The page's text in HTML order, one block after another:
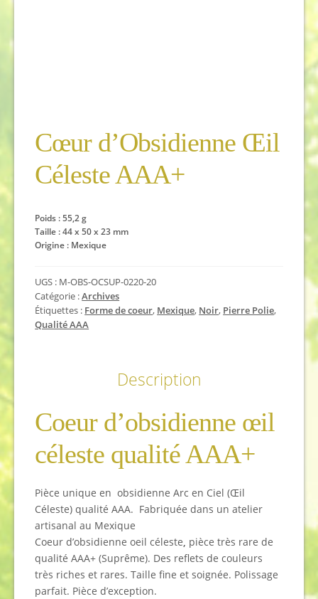
Cœur d’Obsidienne Œil
Céleste AAA+
Poids : 55,2 g
Taille : 44 x 50 x 23 mm
Origine : Mexique
UGS : M-OBS-OCSUP-0220-20
Catégorie :Archives
Étiquettes : Forme de coeur, Mexique, Noir, Pierre Polie,
Qualité AAA
Description
Coeur d’obsidienne œil
céleste qualité AAA+
Pièce unique en obsidienne Arc en Ciel (Œil
Céleste) qualité AAA. Fabriquée dans un atelier
artisanal au Mexique
Coeur d’obsidienne oeil céleste, pièce très rare de
qualité AAA+ (Suprême). Des reflets de couleurs
très riches et rares. Taille fine et soignée. Polissage
parfait. Pièce d’exception.